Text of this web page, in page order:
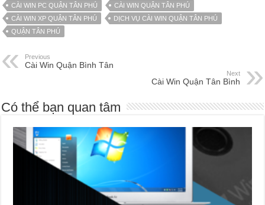
CÀI WIN PC QUẬN TÂN PHÚ
CÀI WIN QUẬN TÂN PHÚ
CÀI WIN XP QUẬN TÂN PHÚ
DỊCH VỤ CÀI WIN QUẬN TÂN PHÚ
QUẬN TÂN PHÚ
Previous
Cài Win Quận Bình Tân
Next
Cài Win Quận Tân Bình
Có thể bạn quan tâm